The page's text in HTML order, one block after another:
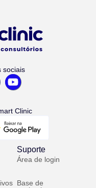
sociais
Clinic
Suporte
Área de login
Base de